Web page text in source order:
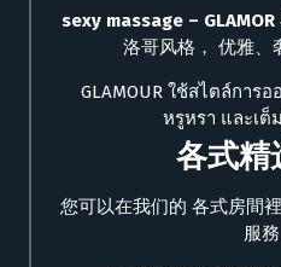
sexy massage – GLAMOR
洛哥风格， 优雅、
GLAMOUR ใช้สไตล์กา
หรูหรา และเต็
各式精
您可以在我们的 各式房間
服務